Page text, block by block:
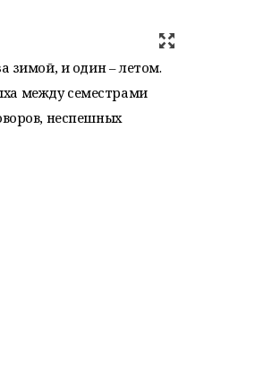
зимой, и один – летом.
между семестрами
неспешных